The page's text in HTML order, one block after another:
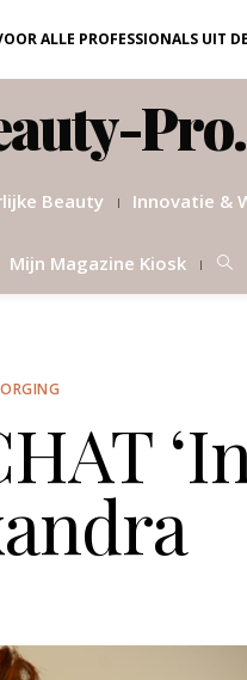
ALLE PROFESSIONALS UIT
Beauty Innovatie &
Mijn Magazine Kiosk